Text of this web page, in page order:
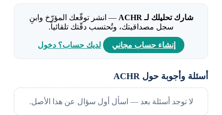
شارك تحليلك لـ ACHR
— انشر توقّعك المؤرّخ وابنِ
سجل مصداقيتك، وتُحتسب دقّتك تلقائياً.
إنشاء حساب مجاني لديك حساب؟ دخول
أسئلة وأجوبة حول ACHR
لا توجد أسئلة بعد — اسأل أول سؤال عن هذا الأصل.